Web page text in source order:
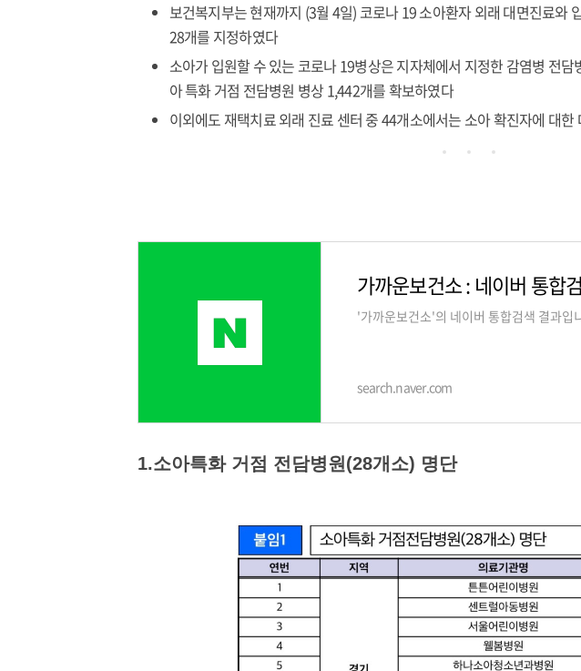
보건복지부는 현재까지 (3월 4일) 코로나 19 소아환자 외래 대면진료와
28개를 지정하였다
소아가 입원할 수 있는 코로나 19병상은 지자체에서 지정한 감염병 전
아 특화 거점 전담병원 병상 1,442개를 확보하였다
이외에도 재택치료 외래 진료 센터 중 44개소에서는 소아 확진자에 대한
가까운보건소 : 네이버 통합
'가까운보건소'의 네이버 통합검색 결과입
search.naver.com
1.소아특화 거점 전담병원(28개소) 명단